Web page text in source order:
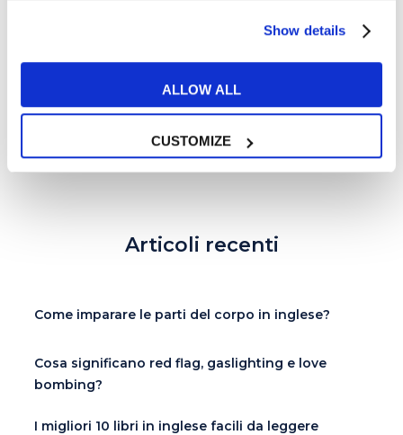
Show details
ALLOW ALL
CUSTOMIZE
READ MORE
Articoli recenti
Come imparare le parti del corpo in inglese?
Cosa significano red flag, gaslighting e love
bombing?
I migliori 10 libri in inglese facili da leggere